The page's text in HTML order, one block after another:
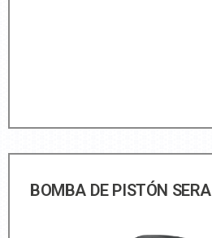
BOMBA DE PISTÓN SERA